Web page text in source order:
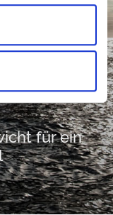
hohe
für ein